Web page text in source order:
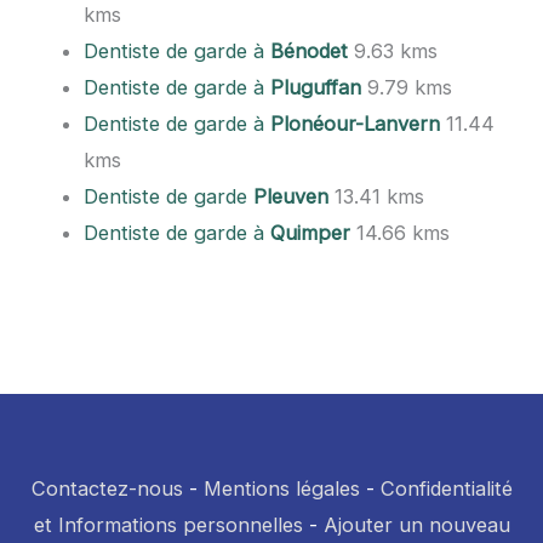
kms
Dentiste de garde à Bénodet 9.63 kms
Dentiste de garde à Pluguffan 9.79 kms
Dentiste de garde à Plonéour-Lanvern 11.44
kms
Dentiste de garde Pleuven 13.41 kms
Dentiste de garde àQuimper 14.66 kms
Contactez-nous - Mentions légales - Confidentialité
et Informations personnelles - Ajouter un nouveau